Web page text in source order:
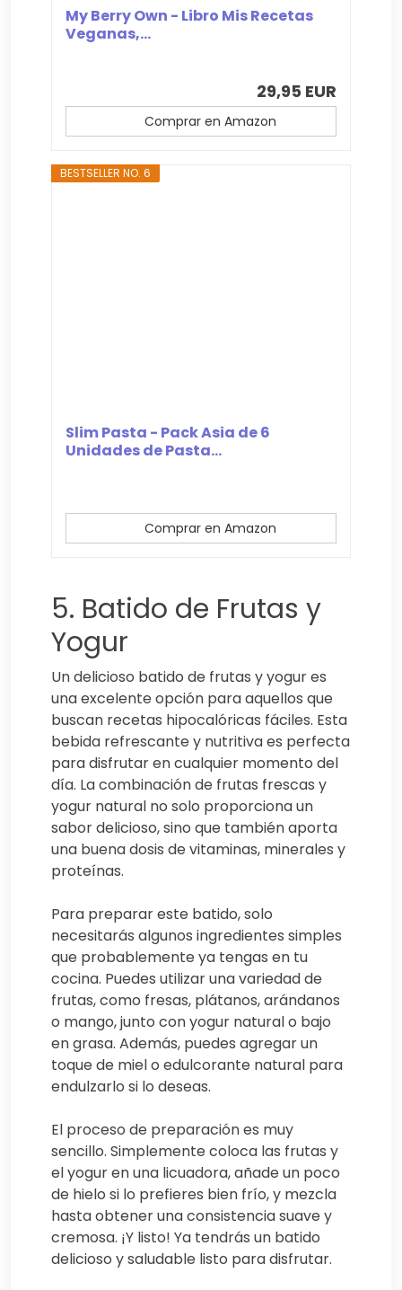
My Berry Own - Libro Mis Recetas
Veganas,...
29,95 EUR
Comprar en Amazon
BESTSELLER NO. 6
Slim Pasta - Pack Asia de 6
Unidades de Pasta...
Comprar en Amazon
5. Batido de Frutas y
Yogur
Un delicioso batido de frutas y yogur es
una excelente opción para aquellos que
buscan recetas hipocalóricas fáciles. Esta
bebida refrescante y nutritiva es perfecta
para disfrutar en cualquier momento del
día. La combinación de frutas frescas y
yogur natural no solo proporciona un
sabor delicioso, sino que también aporta
una buena dosis de vitaminas, minerales y
proteínas.
Para preparar este batido, solo
necesitarás algunos ingredientes simples
que probablemente ya tengas en tu
cocina. Puedes utilizar una variedad de
frutas, como fresas, plátanos, arándanos
o mango, junto con yogur natural o bajo
en grasa. Además, puedes agregar un
toque de miel o edulcorante natural para
endulzarlo si lo deseas.
El proceso de preparación es muy
sencillo. Simplemente coloca las frutas y
el yogur en una licuadora, añade un poco
de hielo si lo prefieres bien frío, y mezcla
hasta obtener una consistencia suave y
cremosa. ¡Y listo! Ya tendrás un batido
delicioso y saludable listo para disfrutar.